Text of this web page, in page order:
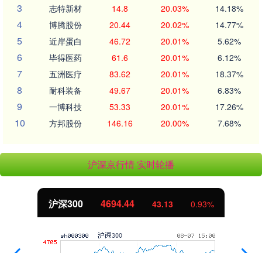
3 志特新材 14.8 20.03% 14.18%
4 博腾股份 20.44 20.02% 14.77%
5 近岸蛋白 46.72 20.01% 5.62%
6 毕得医药 61.6 20.01% 6.12%
7 五洲医疗 83.62 20.01% 18.37%
8 耐科装备 49.67 20.01% 6.83%
9 一博科技 53.33 20.01% 17.26%
10 方邦股份 146.16 20.00% 7.68%
沪深京行情 实时轮播
北证50 1134.24 11.37 1.01%